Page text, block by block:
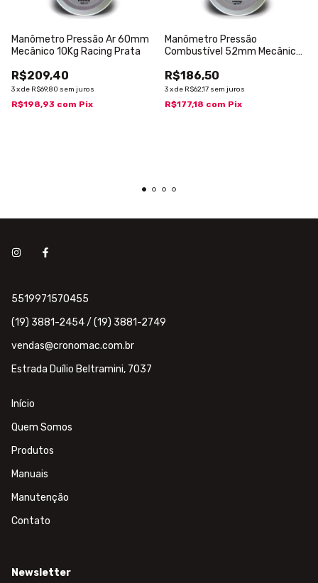
Manômetro Pressão Ar 60mm
Mecânico 10Kg Racing Prata
R$209,40
3xde R$69,80 sem juros
R$198,93 com Pix
Manômetro Pressão
Combustível 52mm Mecânico
R$186,50
3xde R$62,17 sem juros
R$177,18 com Pix
5519971570455
(19) 3881-2454 / (19) 3881-2749
vendas@cronomac.com.br
Estrada Duílio Beltramini, 7037
Início
Quem Somos
Produtos
Manuais
Manutenção
Contato
Newsletter